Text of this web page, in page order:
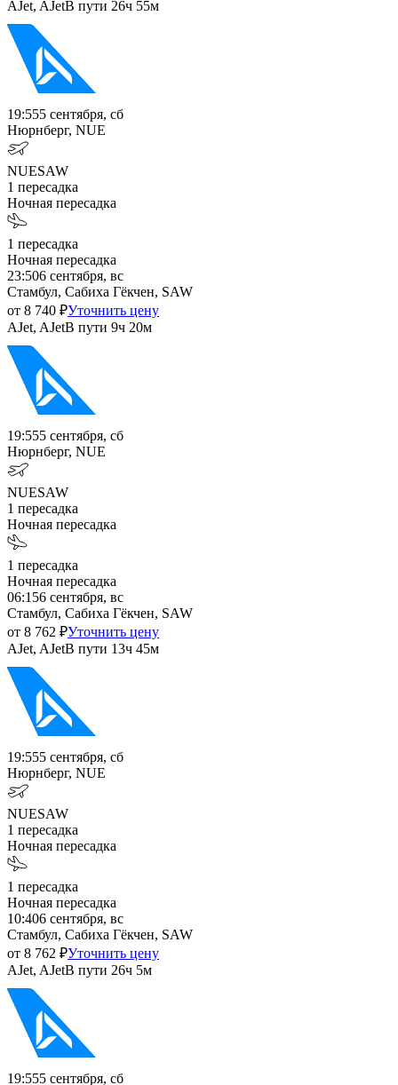
AJet, AJetВ пути 26ч 55м
19:555 сентября, сб
Нюрнберг, NUE
NUESAW
1 пересадка
Ночная пересадка
1 пересадка
Ночная пересадка
23:506 сентября, вс
Стамбул, Сабиха Гёкчен, SAW
от 8 740 ₽Уточнить цену
AJet, AJetВ пути 9ч 20м
19:555 сентября, сб
Нюрнберг, NUE
NUESAW
1 пересадка
Ночная пересадка
1 пересадка
Ночная пересадка
06:156 сентября, вс
Стамбул, Сабиха Гёкчен, SAW
от 8 762 ₽Уточнить цену
AJet, AJetВ пути 13ч 45м
19:555 сентября, сб
Нюрнберг, NUE
NUESAW
1 пересадка
Ночная пересадка
1 пересадка
Ночная пересадка
10:406 сентября, вс
Стамбул, Сабиха Гёкчен, SAW
от 8 762 ₽Уточнить цену
AJet, AJetВ пути 26ч 5м
19:555 сентября, сб